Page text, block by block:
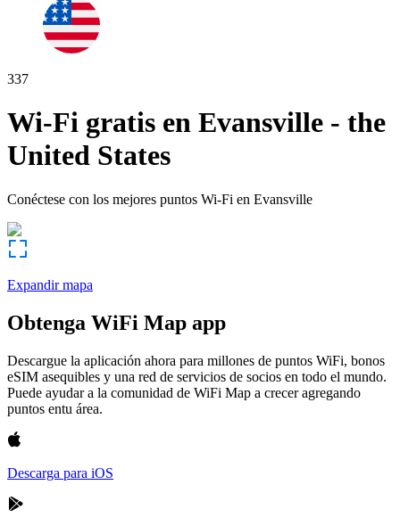
337
Wi-Fi gratis en Evansville - the
United States
Conéctese con los mejores puntos Wi-Fi en Evansville
Expandir mapa
Obtenga WiFi Map app
Descargue la aplicación ahora para millones de puntos WiFi, bonos
eSIM asequibles y una red de servicios de socios en todo el mundo.
Puede ayudar a la comunidad de WiFi Map a crecer agregando
puntos entu área.
Descarga para iOS